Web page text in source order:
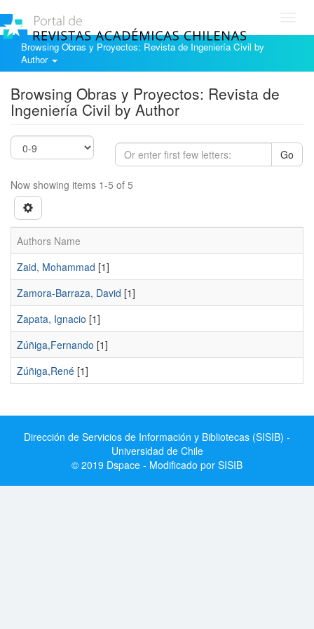
Browsing Obras y Proyectos: Revista de Ingeniería Civil by
Author
Browsing Obras y Proyectos: Revista de
Ingeniería Civil by Author
Go
Now showing items 1-5 of 5
Authors Name
Zaid, Mohammad [1]
Zamora-Barraza, David [1]
Zapata, Ignacio [1]
Zúñiga,Fernando [1]
Zúñiga,René [1]
Dirección de Servicios de Información y Bibliotecas (SISIB) -
Universidad de Chile
© 2019 Dspace - Modificado por SISIB